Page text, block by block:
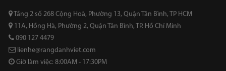
Tầng 2 số 268 Cộng Hoà, Phường 13, Quận Tân Bình, TP HCM
11A, Hồng Hà, Phường 2, Quận Tân Bình, TP. Hồ Chí Minh
090 127 4479
lienhe@rangdanhviet.com
Giờ làm việc: 8:00AM - 17:30PM